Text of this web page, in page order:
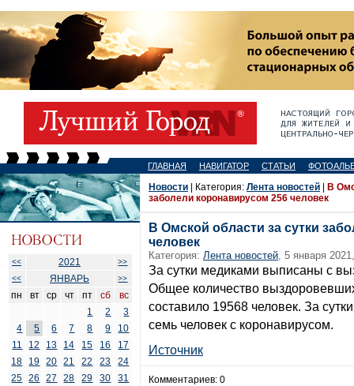
ГЛАВНАЯ НАВИГАТОР СТАТЬИ
<< 2021
>>
<<
ЯНВАРЬ >>
пн вт ср чт пт сб
вс
1
2
3
4
5 6 7 8 9
10
11
12 13 14 15 16
17
18
19 20 21 22 23
24
25
26 27 28 29 30 31
Новости | Категория: Лента новостей
В
заболели коронавирусом 256 человек
В Омской области за сутки
человек
Категория: Лента новостей, 5 января
За сутки медиками выписаны с
Общее количество
составило 19568 человек. За
семь человек с коронавирусом.
Источник
Комментариев: 0